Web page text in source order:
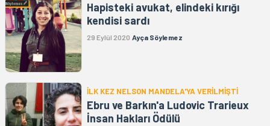
Hapisteki avukat, elindeki kırığı
kendisi sardı
29 Eylül 2020 Ayça Söylemez
İLK KEZ NELSON MANDELA'YA VERİLMİŞTİ
Ebru ve Barkın'a Ludovic Trarieux
İnsan Hakları Ödülü